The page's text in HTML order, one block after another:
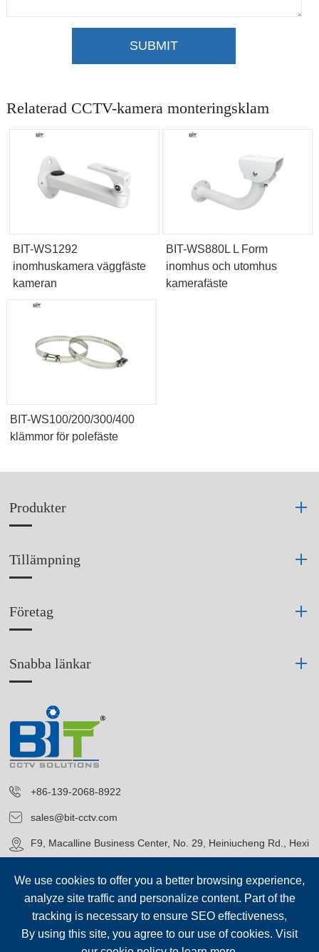
SUBMIT
Relaterad CCTV-kamera monteringsklam
BIT-WS1292
inomhuskamera väggfäste
kameran
BIT-WS880L L Form
inomhus och utomhus
kamerafäste
BIT-WS100/200/300/400
klämmor för polefäste
Produkter
Tillämpning
Företag
Snabba länkar
+86-139-2068-8922
sales@bit-cctv.com
F9, Macalline Business Center, No. 29, Heiniucheng Rd., Hexi
District, Tianjin, China
We use cookies to offer you a better browsing experience,
analyze site traffic and personalize content. Part of the
tracking is necessary to ensure SEO effectiveness,
By using this site, you agree to our use of cookies. Visit